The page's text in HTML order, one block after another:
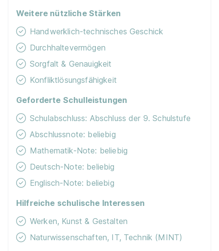
Lehre Metalltechnik (w/m/d) mit Schwerpunkt
Zerspanungstechnik
6067 Absam
1.071 € pro Monat
Schnellbewerbung
Werkstofftechniker/in Austria Metall GmbH
01.09.2026
Weitere nützliche Stärken
Handwerklich-technisches Geschick
Durchhaltevermögen
Sorgfalt & Genauigkeit
Konfliktlösungsfähigkeit
Geforderte Schulleistungen
Schulabschluss: Abschluss der 9. Schulstufe
Abschlussnote: beliebig
Mathematik-Note: beliebig
Deutsch-Note: beliebig
Englisch-Note: beliebig
Hilfreiche schulische Interessen
Werken, Kunst & Gestalten
Naturwissenschaften, IT, Technik (MINT)